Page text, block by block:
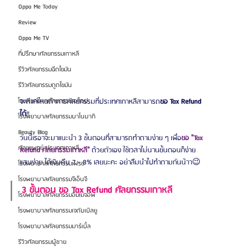
Oppa Me Today
Review
Oppa Me TV
ที่ปรึกษาศัลยกรรมเกาหลี
รีวิวศัลยกรรมฉีดไขมัน
รีวิวศัลยกรรมดูดไขมัน
โรงพยาบาลศัลยกรรมเอท็อป
โรงพยาบาลศัลยกรรมบาโนบากิ
Beauty Blog
ศัลยแพทย์ ประเทศเกาหลี
โรงพยาบาลศัลยกรรมเฟรช
โรงพยาบาลศัลยกรรมจีเอ็นจี
โรงพยาบาลศัลยกรรมอิมเมจอัพ
โรงพยาบาลศัลยกรรมเจดับเบิลยู
โรงพยาบาลศัลยกรรมมาร์เบิ้ล
รีวิวศัลยกรรมผู้ชาย
จะดีแค่ไหนถ้าการศัลยกรรมที่ประเทศเกาหลีสามารถขอ Tax Refund
ได้!!
วันนี้เรอาจะมาแนะนำ 3 ขั้นตอนที่สามารถทำตามง่าย ๆ เพื่อขอ "Tax
Refund ศัลยกรรมเกาหลี" ด้วยตัวเอง ใช้เวลาไม่นานขั้นตอนก็ง่าย
แสนง่าย ได้เงินคืน 7 - 8% เลยนะคะ อย่าลืมนำไปทำตามกันน้าา😉
3 ขั้นตอน ขอ Tax Refund ศัลยกรรมเกาหลี